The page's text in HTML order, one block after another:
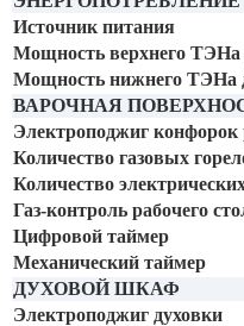
Источник питания
Мощность верхнего ТЭНа
Мощность нижнего ТЭНа
ВАРОЧНАЯ
Электроподжиг конфорок
Количество газовых
Количество
Газ-контроль рабочего
Цифровой таймер
Механический таймер
ДУХОВОЙ ШКАФ
Электроподжиг духовки